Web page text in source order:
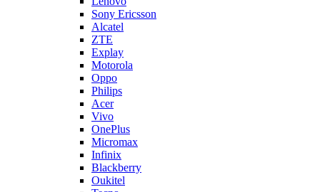
Sony Ericsson
Alcatel
ZTE
Explay
Motorola
Oppo
Philips
Acer
Vivo
OnePlus
Micromax
Infinix
Blackberry
Oukitel